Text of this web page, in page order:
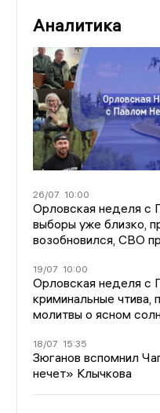
Аналитика
26/07 10:00
Орловская неделя
выборы уже близко,
возобновился, СВО
19/07 10:00
Орловская неделя
криминальные чтива,
молитвы о ясном
18/07 15:35
Зюганов вспомнил
нечет» Клычкова